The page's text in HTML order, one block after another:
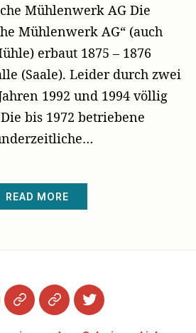
Mühlenwerk AG Die
Mühlenwerk AG“ (auch
erbaut 1875 – 1876
(Saale). Leider durch zwei
1992 und 1994 völlig
bis 1972 betriebene
READ MORE
Datenschutzerklärung
Impressum
Twitter